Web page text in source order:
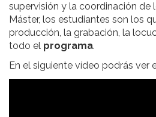
supervisión y la coordinación de
Máster, los estudiantes son los
producción, la grabación, la
todo el programa.
En el siguiente vídeo podrás